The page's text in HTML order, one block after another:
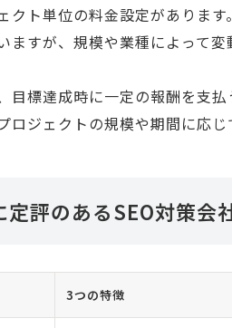
クト単位の料金設定がありま
ますが、規模や業種によって変
目標達成時に一定の報酬を支
ロジェクトの規模や期間に応じ
定評のあるSEO対策会
3つの特徴